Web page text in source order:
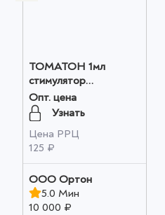
ТОМАТОН 1мл
стимулятор
плодообразования
оптом
Опт. цена
Узнать
Цена РРЦ
125 ₽
ООО Ортон
5.0 Мин
10 000 ₽